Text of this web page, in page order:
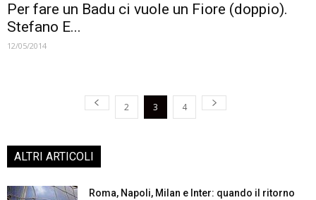
Per fare un Badu ci vuole un Fiore (doppio).
Stefano E...
12/05/2014
2 3 4
ALTRI ARTICOLI
Roma, Napoli, Milan e Inter: quando il ritorno